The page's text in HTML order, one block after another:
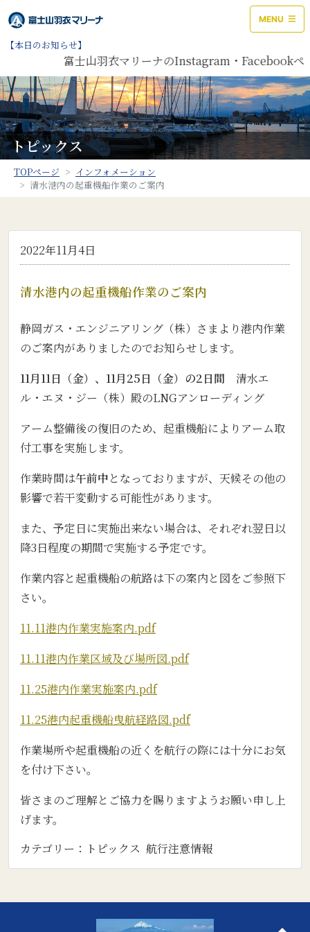
MENU
【本日のお知らせ】
富士山羽衣マリーナのInstagram・Facebookペ
トピックス
TOPページ
インフォメーション
清水港内の起重機船作業のご案内
2022年11月4日
清水港内の起重機船作業のご案内
静岡ガス・エンジニアリング（株）さまより港内作業
のご案内がありましたのでお知らせします。
11月11日（金）、11月25日（金）の2日間 清水エ
ル・エヌ・ジー（株）殿のLNGアンローディング
アーム整備後の復旧のため、起重機船によりアーム取
付工事を実施します。
作業時間は午前中となっておりますが、天候その他の
影響で若干変動する可能性があります。
また、予定日に実施出来ない場合は、それぞれ翌日以
降3日程度の期間で実施する予定です。
作業内容と起重機船の航路は下の案内と図をご参照下
さい。
11.11港内作業実施案内.pdf
11.11港内作業区域及び場所図.pdf
11.25港内作業実施案内.pdf
11.25港内起重機船曳航経路図.pdf
作業場所や起重機船の近くを航行の際には十分にお気
を付け下さい。
皆さまのご理解とご協力を賜りますようお願い申し上
げます。
カテゴリー： トピックス 航行注意情報